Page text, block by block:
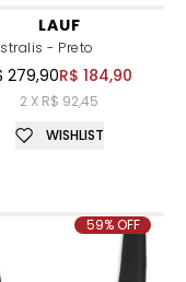
LAUF
- Preto
279,90R$ 184,90
2 X R$ 92,45
WISHLIST
59% OFF